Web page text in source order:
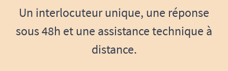
Un interlocuteur unique, une réponse
sous 48h et une assistance technique à
distance.